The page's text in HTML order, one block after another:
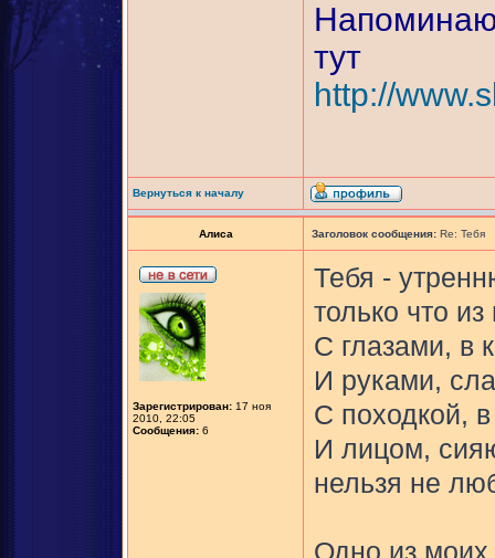
тут
http://
Вернуться к началу
Алиса Заголовок сообщения: Re: Тебя
Зарегистрирован: 17 ноя
2010, 22:05
Сообщения: 6
Тебя -
только что
С глазами, в
И руками,
С походкой,
И лицом,
нельзя не
Одно из